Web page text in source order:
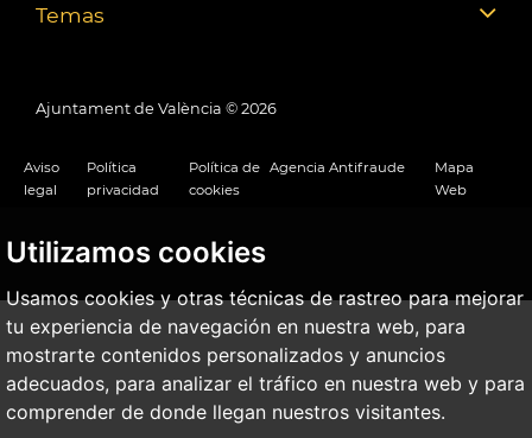
Utilizamos cookies
Usamos cookies y otras técnicas de rastreo para mejorar
tu experiencia de navegación en nuestra web, para
mostrarte contenidos personalizados y anuncios
adecuados, para analizar el tráfico en nuestra web y para
comprender de donde llegan nuestros visitantes.
Temas
Ajuntament de València © 2026
Aviso
legal
Política
privacidad
Política de
cookies
Agencia Antifraude
Mapa
Web